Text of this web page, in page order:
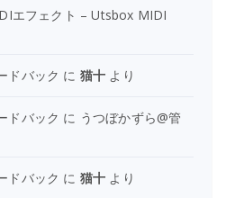
エフェクト – Utsbox MIDI
ドバック に 猫十 より
ドバック に うつぼかずら@管
ドバック に 猫十 より